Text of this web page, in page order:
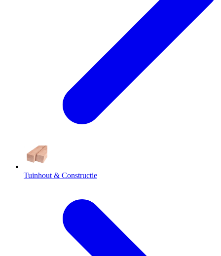
Tuinhout & Constructie